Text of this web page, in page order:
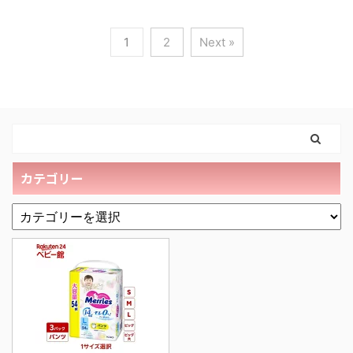
1 2 Next »
カテゴリー